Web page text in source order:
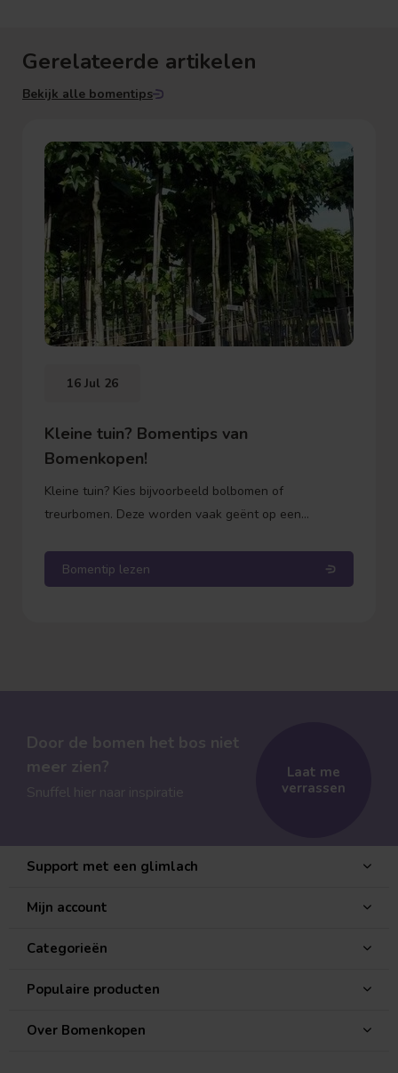
Gerelateerde artikelen
Bekijk alle bomentips
16 Jul 26
Kleine tuin? Bomentips van
Bomenkopen!
Kleine tuin? Kies bijvoorbeeld bolbomen of
treurbomen. Deze worden vaak geënt op een
de hoogte groeit, alleen de kroon (de bol of de
takken) wordt voller. Zo weet je precies waar je aan
Bomentip lezen
Door de bomen het bos niet
meer zien?
Snuffel hier naar inspiratie
Laat me
verrassen
Support met een glimlach
Mijn account
Categorieën
Populaire producten
Over Bomenkopen